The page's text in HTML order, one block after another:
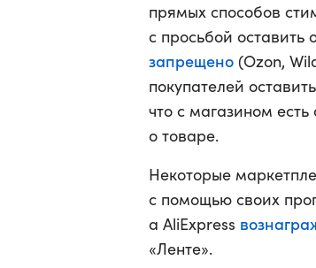
прямых способов
с просьбой
запрещено (Ozon,
покупателей
что с магазином
о товаре.
Некоторые
с помощью своих
а AliExpress
«Ленте».